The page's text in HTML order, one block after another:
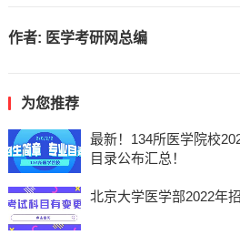
作者: 医学考研网总编
为您推荐
最新！134所医学院校
目录公布汇总！
北京大学医学部2022年